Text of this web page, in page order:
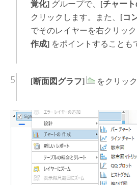
覚化]グループで、 [チャー
クリックします。また、 [コ
でそのレイヤーを右クリック
作成]をポイントすることも
[断面図グラフ] をクリック